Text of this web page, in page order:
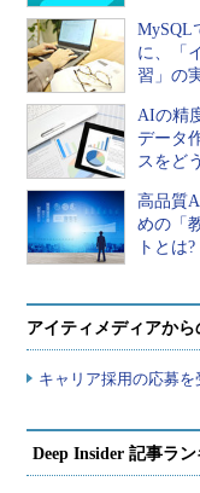
IP Network
Trust
MySQL
に、「
習」の
AIの精
データ
スをど
高品質
めの「
トとは?
アイティメディアか
キャリア採用の応募
Deep Insider 記事ラ